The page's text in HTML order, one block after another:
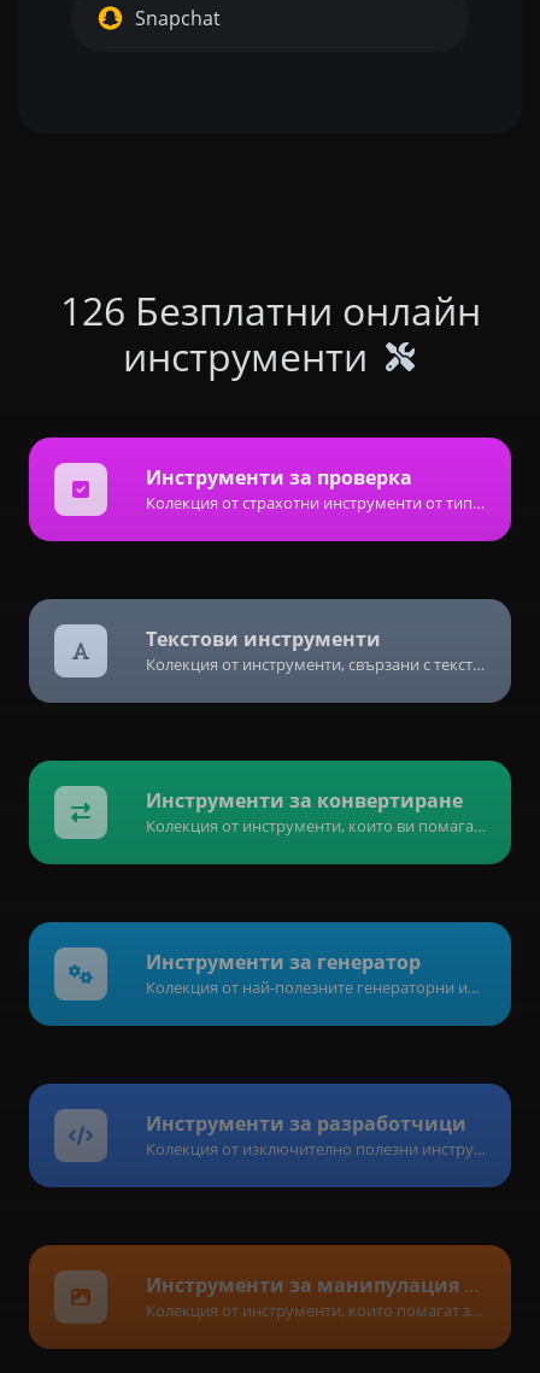
Snapchat
126 Безплатни онлайн
инструменти
Инструменти за проверка
Колекция от страхотни инструменти от тип проверка, които да ви помогнат да проверите и потвърдите различни видове неща.
Текстови инструменти
Колекция от инструменти, свързани с текстово съдържание, които да ви помогнат да създавате, променяте и подобрявате текстовото съдържание.
Инструменти за конвертиране
Колекция от инструменти, които ви помагат лесно да конвертирате данни.
Инструменти за генератор
Колекция от най-полезните генераторни инструменти, с които можете да генерирате данни.
Инструменти за разработчици
Колекция от изключително полезни инструменти, главно за разработчици и не само.
Инструменти за манипулация на изображения
Колекция от инструменти, които помагат за модифициране и конвертиране на файлове с изображения.